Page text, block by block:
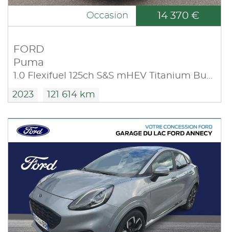
Occasion 14 370 €
FORD
Puma
1.0 Flexifuel 125ch S&S mHEV Titanium Business
2023 121 614 km